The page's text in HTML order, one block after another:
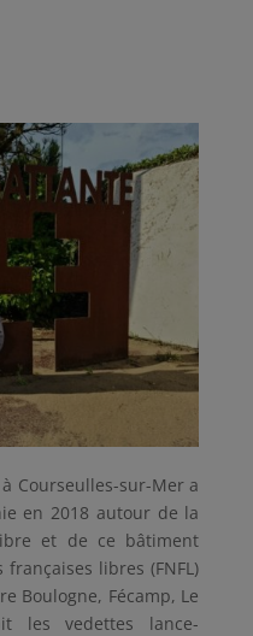
à Courseulles-sur-Mer a
en 2018 autour de la
et de ce bâtiment
libres (FNFL)
Boulogne, Fécamp, Le
les vedettes lance-